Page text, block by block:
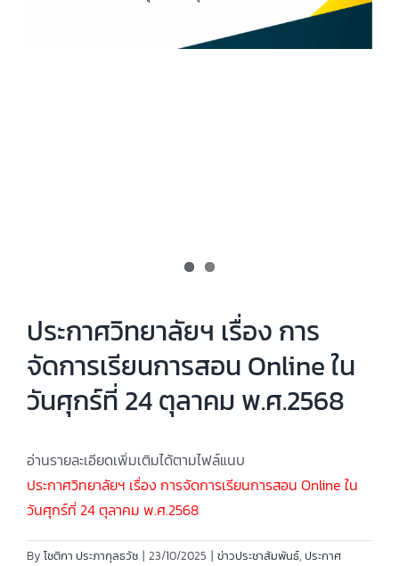
ประกาศวิทยาลัยฯ เรื่อง การ
จัดการเรียนการสอน Online ใน
วันศุกร์ที่ 24 ตุลาคม พ.ศ.2568
อ่านรายละเอียดเพิ่มเติมได้ตามไฟล์แนบ
ประกาศวิทยาลัยฯ เรื่อง การจัดการเรียนการสอน Online ใน
วันศุกร์ที่ 24 ตุลาคม พ.ศ.2568
By โชติกา ประภากุลธวัช | 23/10/2025 | ข่าวประชาสัมพันธ์, ประกาศ